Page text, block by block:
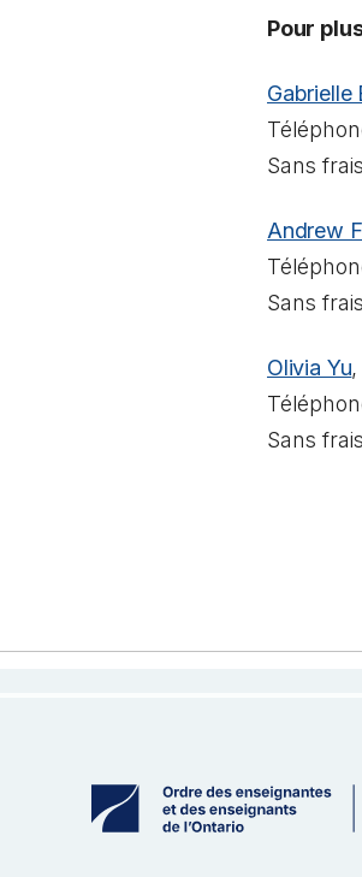
Pour
Gabrielle
Sans
Andrew
Sans
Olivia Yu
Sans